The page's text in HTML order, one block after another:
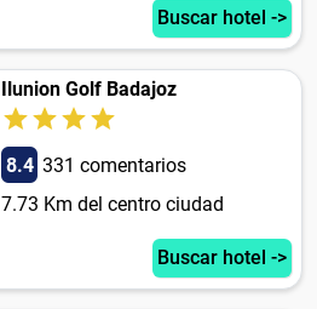
Buscar hotel ->
Ilunion Golf Badajoz
8.4 331 comentarios
7.73 Km del centro ciudad
Buscar hotel ->